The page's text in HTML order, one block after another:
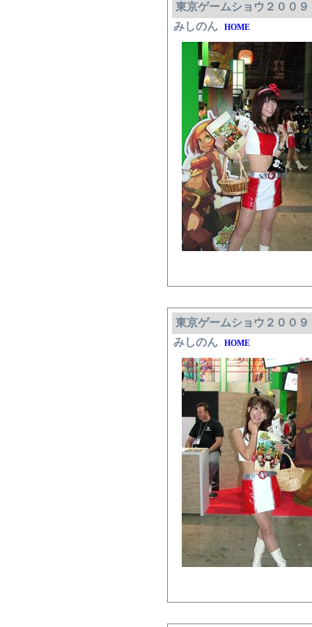
東京ゲームショウ２００９
みしのん
HOME
東京ゲームショウ２００９
みしのん
HOME